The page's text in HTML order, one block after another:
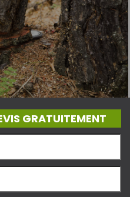
GRATUITEMENT